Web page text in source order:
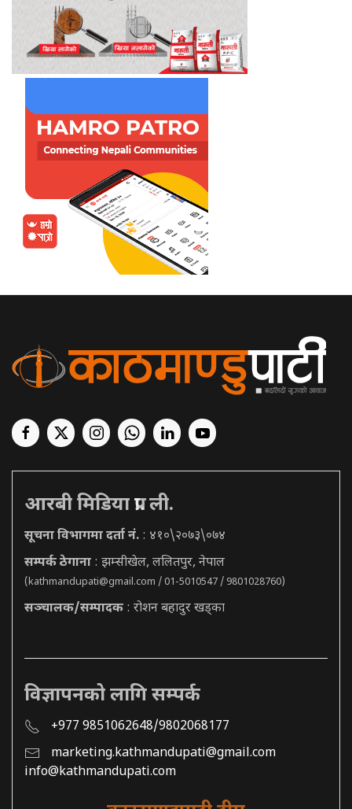
आरबी मिडिया प्रा. ली.
सूचना विभागमा दर्ता नं. : ४१०\२०७३\०७४
सम्पर्क ठेगाना : झम्सीखेल, ललितपुर, नेपाल
(kathmandupati@gmail.com / 01-5010547 / 9801028760)
सञ्चालक/सम्पादक : रोशन बहादुर खड्का
विज्ञापनको लागि सम्पर्क
+977 9851062648/9802068177
marketing.kathmandupati@gmail.com
info@kathmandupati.com